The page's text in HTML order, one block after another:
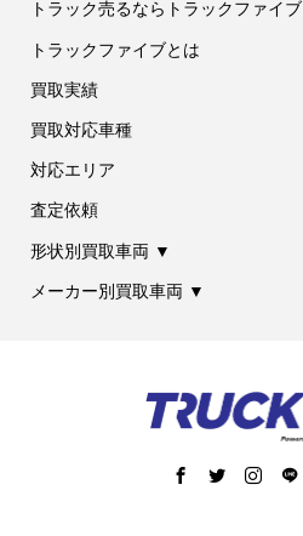
トラック売るならトラックファイブ
トラックファイブとは
買取実績
買取対応車種
対応エリア
査定依頼
形状別買取車両 ▼
メーカー別買取車両 ▼